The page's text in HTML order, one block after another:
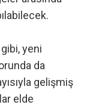
yeni
da
gelişmiş
elde